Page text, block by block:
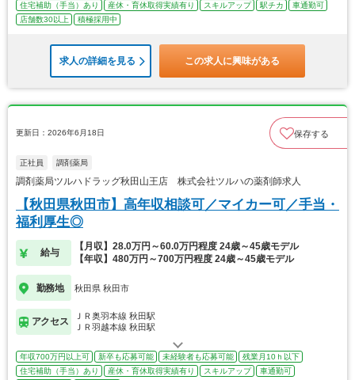
住宅補助（手当）あり
産休・育休取得実績有り スキルアップ 駅チカ
車通勤可
店舗数30以上
積極採用中
求人の詳細を見る この求人に興味がある
更新日：2026年6月18日 保存する
正社員 調剤薬局
調剤薬局ツルハドラッグ秋田山王店 株式会社ツルハの薬剤師求人
【秋田県秋田市】高年収相談可／マイカー可／手当・
福利厚生◎
給与
【月収】28.0万円～60.0万円程度 24歳～45歳モデル
【年収】480万円～700万円程度 24歳～45歳モデル
勤務地 秋田県 秋田市
アクセス
ＪＲ奥羽本線 秋田駅
ＪＲ羽越本線 秋田駅
年収700万円以上可 新卒も応募可能 未経験者も応募可能
残業月10ｈ以下
住宅補助（手当）あり
産休・育休取得実績有り スキルアップ
車通勤可